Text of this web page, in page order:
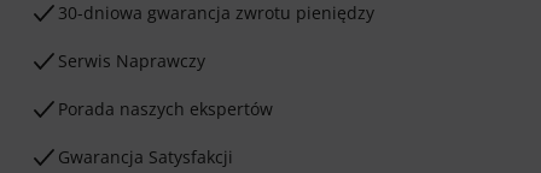
30-dniowa gwarancja zwrotu pieniędzy
Serwis Naprawczy
Porada naszych ekspertów
Gwarancja Satysfakcji